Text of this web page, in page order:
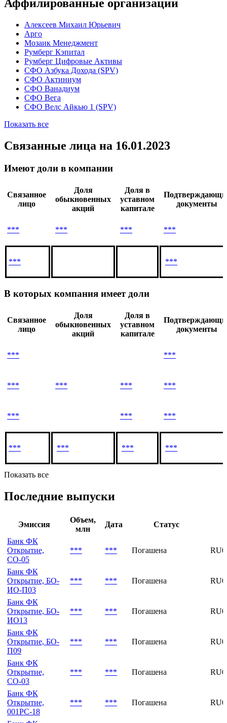
IV кв. нац. IV кв. англ.
Аффилированные организации
Алексеев Михаил Юрьевич
Арго
Мозаик Менеджмент
Румберг Кэпитал
Румберг Цифровые Активы
СФО Азбука Дохода (SPV)
СФО Ванадиум
Имеют доли в компании
Связанное
обыкновенных
уставном
*** ***
***
В которых компания имеет доли
Связанное
*** ***
*** *** ***
*** *** ***
Последние выпуски
Эмиссия
Объем,
Банк ФК
Открытие,
СО-05
*** *** Погашена
Банк ФК
Открытие, БО-
ИО-П03
*** *** Погашена
Банк ФК
Открытие, БО-
ИО13
*** *** Погашена
Банк ФК
Открытие, БО-
П09
*** *** Погашена
Банк ФК
Открытие,
СО-03
*** *** Погашена